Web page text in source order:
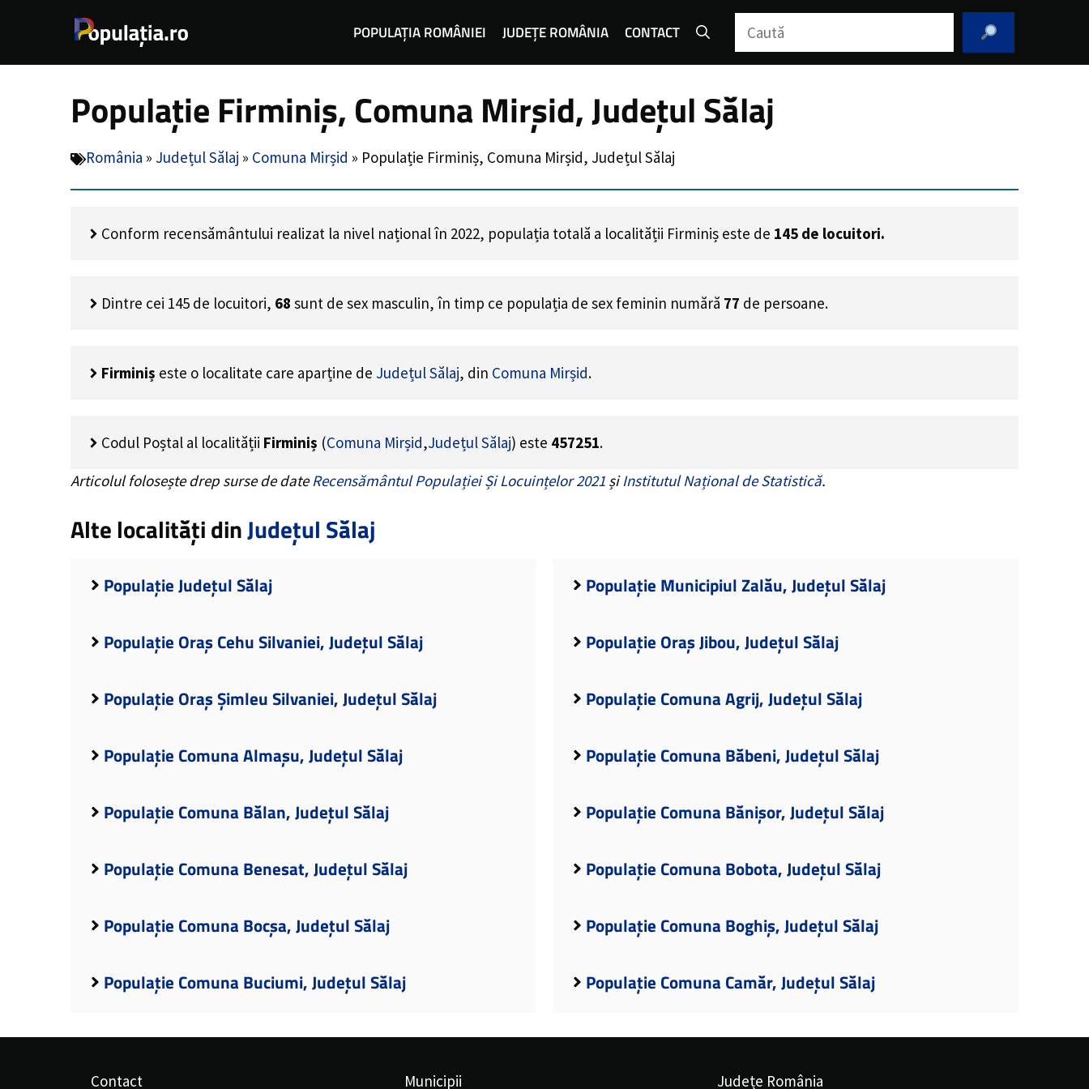
POPULAȚIA ROMÂNIEI JUDEȚE ROMÂNIA CONTACT Caută
Populație Firminiș, Comuna Mirșid, Județul Sălaj
România » Județul Sălaj » Comuna Mirșid » Populație Firminiș, Comuna Mirșid, Județul Sălaj
Conform recensământului realizat la nivel național în 2022, populația totală a localității Firminiș este de 145 de locuitori.
Dintre cei 145 de locuitori, 68 sunt de sex masculin, în timp ce populația de sex feminin numără 77 de persoane.
Firminiș este o localitate care aparține de Județul Sălaj, din Comuna Mirșid.
Codul Poștal al localității Firminiș (Comuna Mirșid,Județul Sălaj) este 457251.
Articolul folosește drep surse de dateRecensământul Populației Și Locuințelor 2021 șiInstitutul Național de Statistică.
Alte localități dinJudețul Sălaj
Populație Județul Sălaj Populație Municipiul Zalău, Județul Sălaj
Populație Oraș Cehu Silvaniei, Județul Sălaj Populație Oraș Jibou, Județul Sălaj
Populație Oraș Șimleu Silvaniei, Județul Sălaj Populație Comuna Agrij, Județul Sălaj
Populație Comuna Almașu, Județul Sălaj Populație Comuna Băbeni, Județul Sălaj
Populație Comuna Bălan, Județul Sălaj Populație Comuna Bănișor, Județul Sălaj
Populație Comuna Benesat, Județul Sălaj Populație Comuna Bobota, Județul Sălaj
Populație Comuna Bocșa, Județul Sălaj Populație Comuna Boghiș, Județul Sălaj
Populație Comuna Buciumi, Județul Sălaj Populație Comuna Camăr, Județul Sălaj
Contact Municipii Județe România